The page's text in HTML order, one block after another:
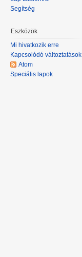
Segítség
Eszközök
Mi hivatkozik erre
Kapcsolódó változtatások
Atom
Speciális lapok